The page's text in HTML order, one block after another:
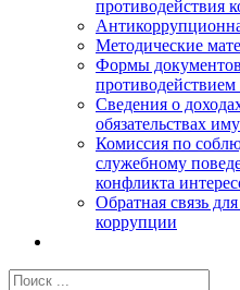
противодействия
Методические
Формы
Сведения о
обязательствах
Комиссия по
служебному
конфликта
Обратная связь
коррупции
Результат